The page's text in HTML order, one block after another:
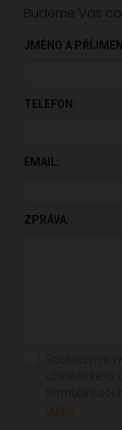
Budeme Vás
JMÉNO A
TELEFON:
EMAIL:
ZPRÁVA:
údajů